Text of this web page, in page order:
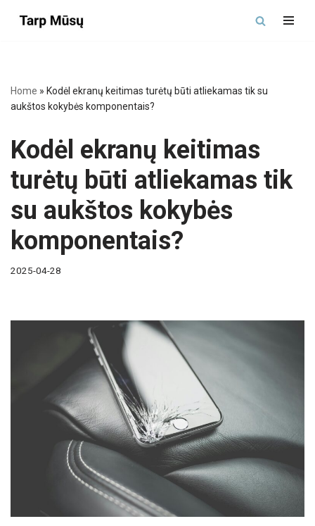
Home » Kodėl ekranų keitimas turėtų būti atliekamas tik su
aukštos kokybės komponentais?
Kodėl ekranų keitimas
turėtų būti atliekamas tik
su aukštos kokybės
komponentais?
2025-04-28